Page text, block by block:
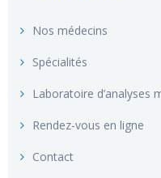
Nos médecins
Spécialités
Laboratoire d’analyses
Rendez-vous en ligne
Contact